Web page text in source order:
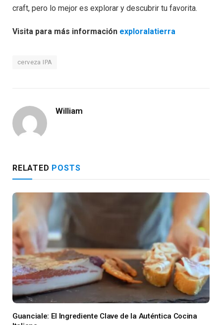
craft, pero lo mejor es explorar y descubrir tu favorita.
Visita para más información exploralatierra
cerveza IPA
William
RELATED POSTS
Guanciale: El Ingrediente Clave de la Auténtica Cocina